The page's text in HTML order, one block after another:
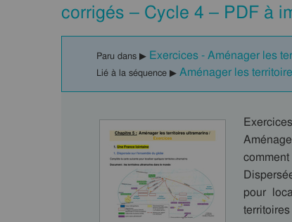
corrigés – Cycle 4 – PDF à
Paru dans ▶ Exercices - Aménager les
Lié à la séquence ▶ Aménager les
pour